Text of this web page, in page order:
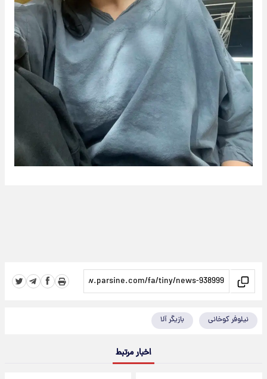
نیلوفر کوخانی بازیگر آلا
اخبار مرتبط